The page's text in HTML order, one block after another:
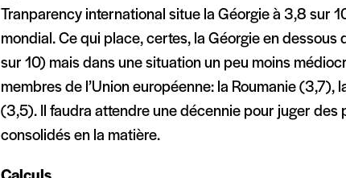
Tranparency international situe la Géorgie à 3,8 sur
mondial. Ce qui place, certes, la Géorgie en dessous
sur 10) mais dans une situation un peu moins
membres de l’Union européenne: la Roumanie (3,7),
(3,5). Il faudra attendre une décennie pour juger des
consolidés en la matière.